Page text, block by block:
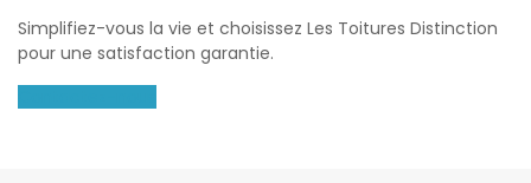
Simplifiez-vous la vie et choisissez Les Toitures Distinction
pour une satisfaction garantie.